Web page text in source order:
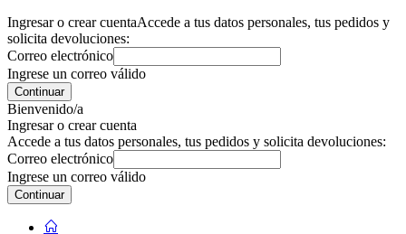
Ingresar o crear cuentaAccede a tus datos personales, tus pedidos y
solicita devoluciones:
Correo electrónico
Ingrese un correo válido
Continuar
Bienvenido/a
Ingresar o crear cuenta
Accede a tus datos personales, tus pedidos y solicita devoluciones:
Correo electrónico
Ingrese un correo válido
Continuar